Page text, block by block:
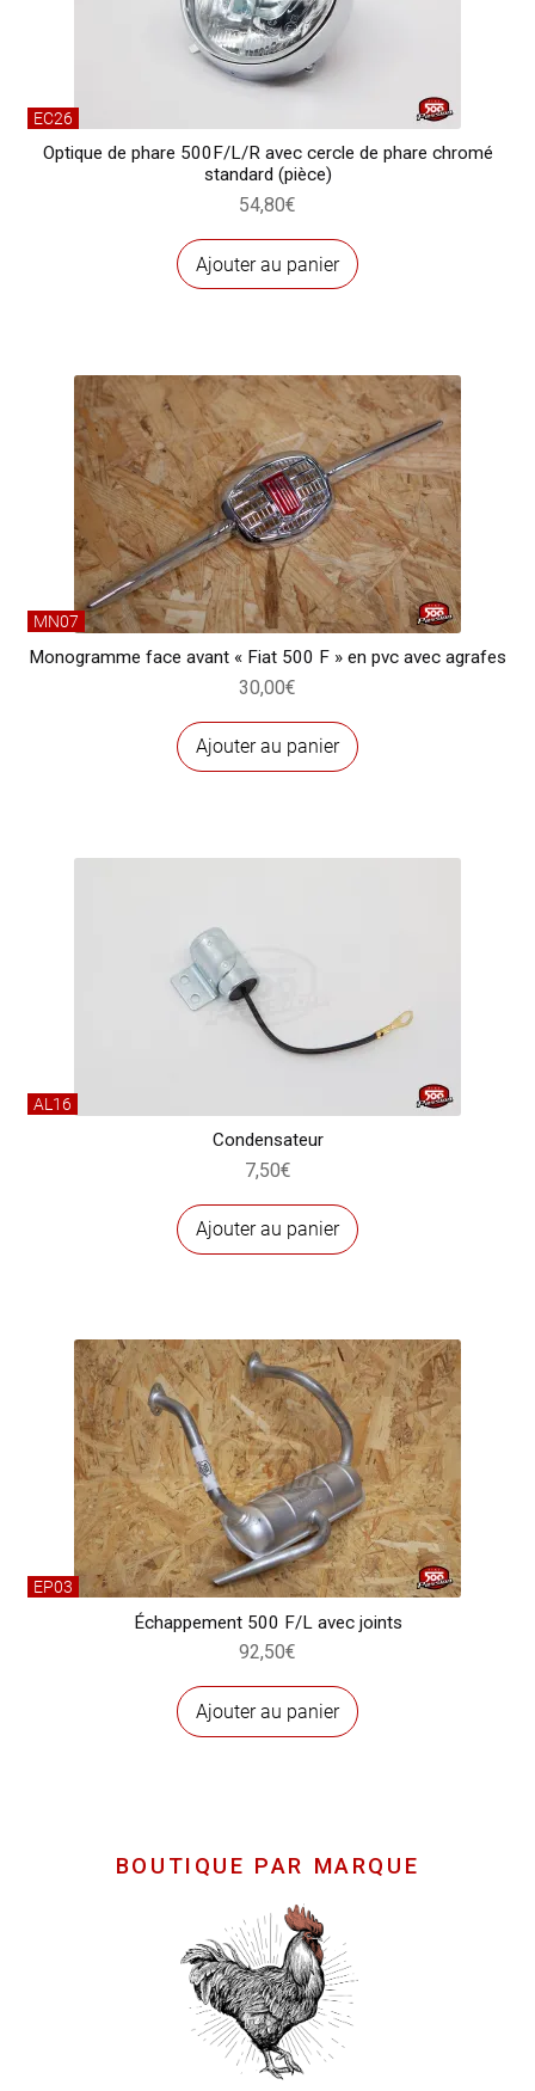
EC26
Optique de phare 500F/L/R avec cercle de phare chromé
standard (pièce)
54,80€
Ajouter au panier
MN07
Monogramme face avant « Fiat 500 F » en pvc avec agrafes
30,00€
Ajouter au panier
AL16
Condensateur
7,50€
Ajouter au panier
EP03
Échappement 500 F/L avec joints
92,50€
Ajouter au panier
BOUTIQUE PAR MARQUE